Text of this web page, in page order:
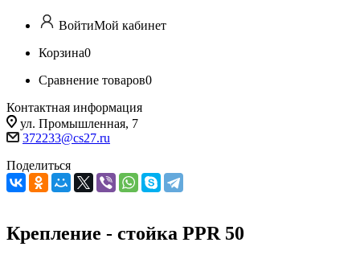
ВойтиМой кабинет
Корзина0
Сравнение товаров0
Контактная информация
ул. Промышленная, 7
372233@cs27.ru
Поделиться
Крепление - стойка PPR 50